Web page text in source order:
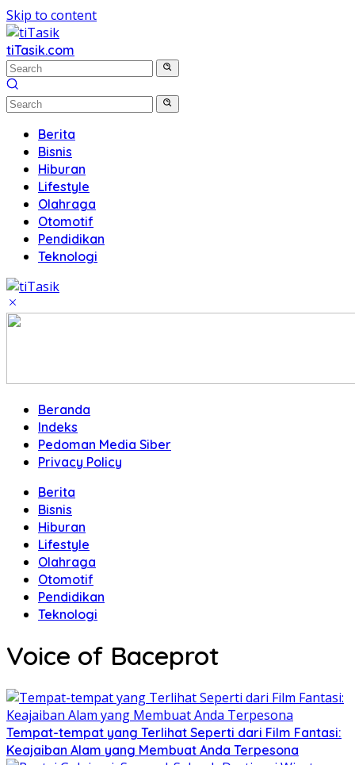
Skip to content
tiTasik.com
Berita
Bisnis
Hiburan
Lifestyle
Olahraga
Otomotif
Pendidikan
Teknologi
Beranda
Indeks
Pedoman Media Siber
Privacy Policy
Berita
Bisnis
Hiburan
Lifestyle
Olahraga
Otomotif
Pendidikan
Teknologi
Voice of Baceprot
Tempat-tempat yang Terlihat Seperti dari Film Fantasi:
Keajaiban Alam yang Membuat Anda Terpesona